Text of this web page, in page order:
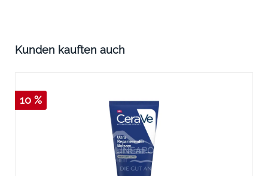
Produktgalerie überspringen
Kunden kauften auch
10 %